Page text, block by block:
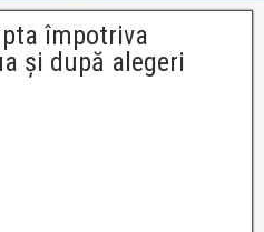
împotriva
şi după alegeri